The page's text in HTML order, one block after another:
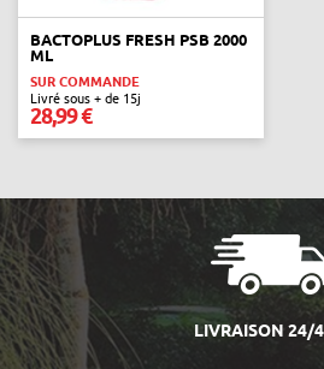
BACTOPLUS FRESH PSB 2000
ML
SUR COMMANDE
Livré sous + de 15j
28,99 €
LIVRAISON 24/